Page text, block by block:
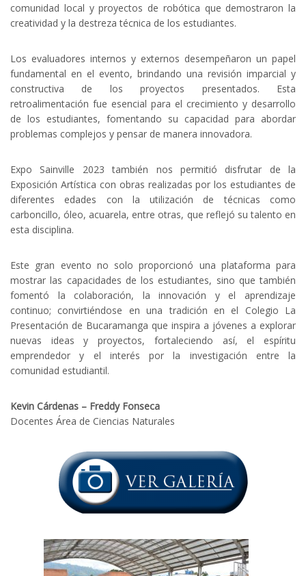
comunidad local y proyectos de robótica que demostraron la
creatividad y la destreza técnica de los estudiantes.
Los evaluadores internos y externos desempeñaron un papel
fundamental en el evento, brindando una revisión imparcial y
constructiva de los proyectos presentados. Esta
retroalimentación fue esencial para el crecimiento y desarrollo
de los estudiantes, fomentando su capacidad para abordar
problemas complejos y pensar de manera innovadora.
Expo Sainville 2023 también nos permitió disfrutar de la
Exposición Artística con obras realizadas por los estudiantes de
diferentes edades con la utilización de técnicas como
carboncillo, óleo, acuarela, entre otras, que reflejó su talento en
esta disciplina.
Este gran evento no solo proporcionó una plataforma para
mostrar las capacidades de los estudiantes, sino que también
fomentó la colaboración, la innovación y el aprendizaje
continuo; convirtiéndose en una tradición en el Colegio La
Presentación de Bucaramanga que inspira a jóvenes a explorar
nuevas ideas y proyectos, fortaleciendo así, el espíritu
emprendedor y el interés por la investigación entre la
comunidad estudiantil.
Kevin Cárdenas – Freddy Fonseca
Docentes Área de Ciencias Naturales